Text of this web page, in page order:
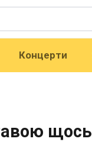
Концерти